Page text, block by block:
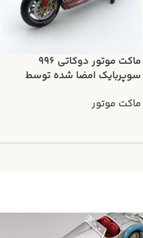
ماکت موتور دوکاتی 996
سوپربایک امضا شده توسط
ماکت موتور